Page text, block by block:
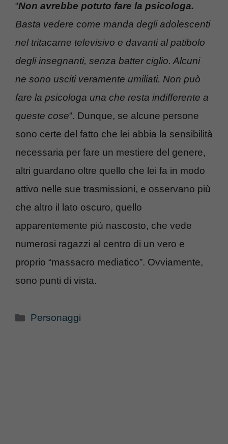
“Non avrebbe potuto fare la psicologa.
Basta vedere come manda degli adolescenti
nel tritacarne televisivo e davanti al patibolo
degli insegnanti, senza batter ciglio. Alcuni
ne sono usciti veramente umiliati. Non può
fare la psicologa una che resta indifferente a
queste cose“. Dunque, se alcune persone
sono certe del fatto che lei abbia la sensibilità
necessaria per fare un mestiere del genere,
altri guardano oltre quello che lei fa in modo
attivo nelle sue trasmissioni, e osservano più
che altro il lato oscuro, quello
apparentemente più nascosto, che vede
numerosi ragazzi al centro di un vero e
proprio “massacro mediatico”. Ovviamente,
sono punti di vista.
Categorie
Personaggi